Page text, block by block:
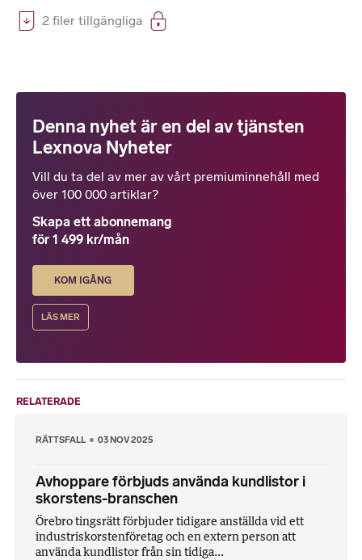
2 filer tillgängliga
Denna nyhet är en del av tjänsten
Lexnova Nyheter
Vill du ta del av mer av vårt premiuminnehåll med
över 100 000 artiklar?
Skapa ett abonnemang
för 1 499 kr/mån
KOM IGÅNG
LÄS MER
RELATERADE
RÄTTSFALL 03 NOV 2025
Avhoppare förbjuds använda kundlistor i
skorstens-branschen
Örebro tingsrätt förbjuder tidigare anställda vid ett
industriskorstenföretag och en extern person att
använda kundlistor från sin tidiga...